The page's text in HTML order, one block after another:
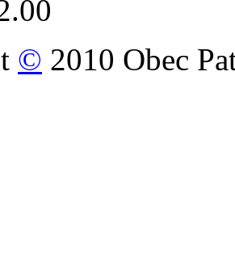
© 2010 Obec